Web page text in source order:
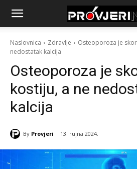
Naslovnica Zdravlje
Osteoporoza je
nedostatak kalcija
Osteoporoza je
kostiju, a ne
kalcija
By Provjeri 13. rujna 2024.